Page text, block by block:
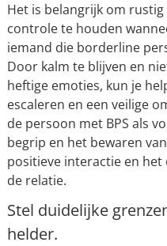
Het is belangrijk om
controle te houden
iemand die borderline
Door kalm te blijven en
heftige emoties, kun je
escaleren en een veilige
de persoon met BPS als
begrip en het bewaren
positieve interactie en
de relatie.
Stel duidelijke
helder.